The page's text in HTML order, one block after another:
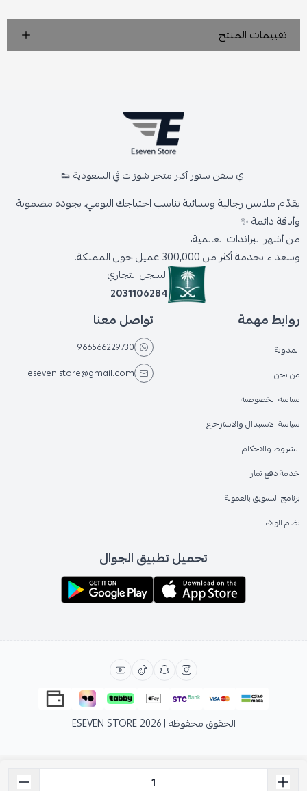
تقييمات المنتج
اي سفن ستور أكبر متجر شوزات في السعودية 👟
يقدّم ملابس رجالية ونسائية تناسب احتياجك اليومي، بجودة مضمونة
وأناقة دائمة ✨
من أشهر البراندات العالمية،
وسعداء بخدمة أكثر من 300,000 عميل حول المملكة.
السجل التجاري
2031106284
روابط مهمة
المدونة
من نحن
سياسة الخصوصية
سياسة الاستبدال والاسترجاع
الشروط والاحكام
خدمة دفع تمارا
برنامج التسويق بالعمولة
نظام الولاء
تواصل معنا
+966566229730
eseven.store@gmail.com
تحميل تطبيق الجوال
الحقوق محفوظة | 2026 ESEVEN STORE